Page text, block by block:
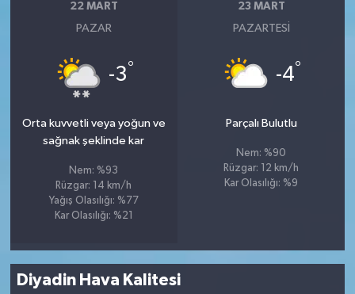
22 MART
PAZAR
-3°
Orta kuvvetli veya yoğun ve
sağnak şeklinde kar
Nem: %93
Rüzgar: 14 km/h
Yağış Olasılığı: %77
Kar Olasılığı: %21
23 MART
PAZARTESI
-4°
Parçalı Bulutlu
Nem: %90
Rüzgar: 12 km/h
Kar Olasılığı: %9
Diyadin Hava Kalitesi